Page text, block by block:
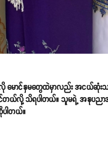
ောင်နှမတွေထဲမှာလည်း အငယ်ဆုံးသမီ
ထိုင်တယ်လို့ သိရပါတယ်။ သူမရဲ့ အနု
ါတယ်။